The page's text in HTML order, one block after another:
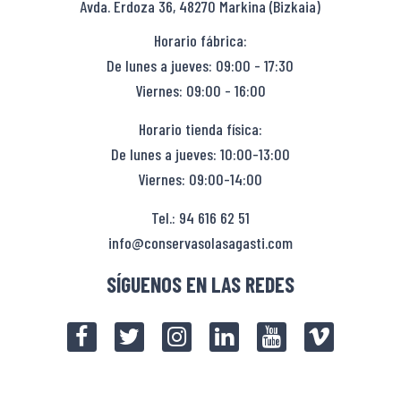
Avda. Erdoza 36, 48270 Markina (Bizkaia)
Horario fábrica:
De lunes a jueves: 09:00 - 17:30
Viernes: 09:00 - 16:00
Horario tienda física:
De lunes a jueves: 10:00-13:00
Viernes: 09:00-14:00
Tel.: 94 616 62 51
info@conservasolasagasti.com
SÍGUENOS EN LAS REDES